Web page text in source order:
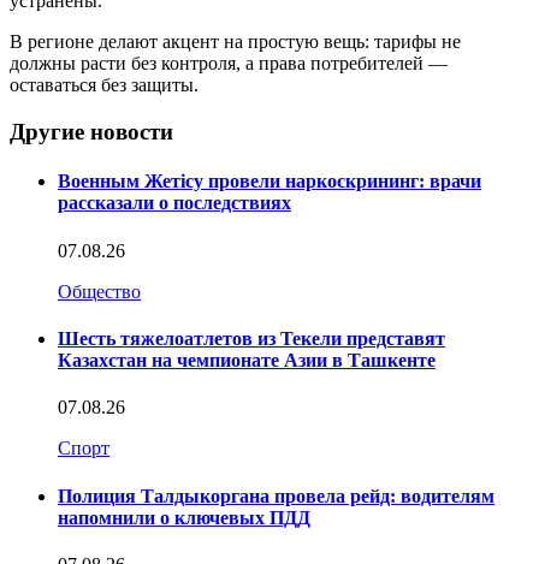
В регионе делают акцент на простую вещь: тарифы не
должны расти без контроля, а права потребителей —
оставаться без защиты.
Другие новости
Военным Жетісу провели наркоскрининг: врачи
рассказали о последствиях
07.08.26
Общество
Шесть тяжелоатлетов из Текели представят
Казахстан на чемпионате Азии в Ташкенте
07.08.26
Спорт
Полиция Талдыкоргана провела рейд: водителям
напомнили о ключевых ПДД